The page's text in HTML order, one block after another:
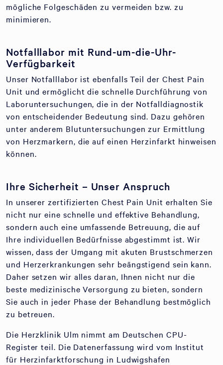
mögliche Folgeschäden zu vermeiden bzw. zu
minimieren.
Notfalllabor mit Rund-um-die-Uhr-
Verfügbarkeit
Unser Notfalllabor ist ebenfalls Teil der Chest Pain
Unit und ermöglicht die schnelle Durchführung von
Laboruntersuchungen, die in der Notfalldiagnostik
von entscheidender Bedeutung sind. Dazu gehören
unter anderem Blutuntersuchungen zur Ermittlung
von Herzmarkern, die auf einen Herzinfarkt hinweisen
können.
Ihre Sicherheit – Unser Anspruch
In unserer zertifizierten Chest Pain Unit erhalten Sie
nicht nur eine schnelle und effektive Behandlung,
sondern auch eine umfassende Betreuung, die auf
Ihre individuellen Bedürfnisse abgestimmt ist. Wir
wissen, dass der Umgang mit akuten Brustschmerzen
und Herzerkrankungen sehr beängstigend sein kann.
Daher setzen wir alles daran, Ihnen nicht nur die
beste medizinische Versorgung zu bieten, sondern
Sie auch in jeder Phase der Behandlung bestmöglich
zu betreuen.
Die Herzklinik Ulm nimmt am Deutschen CPU-
Register teil. Die Datenerfassung wird vom Institut
für Herzinfarktforschung in Ludwigshafen